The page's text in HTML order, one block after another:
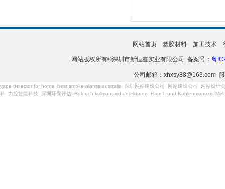
网站首页 塑胶材料 加工技术
网站版权所有©深圳市新恒鑫实业有限公司 备案号： 粤
公司邮箱：xhxsy88@163.com
vape detector for home best smoke alarms australia 深圳网站建设公司 网站建设公司
网站设计
科
力控智能科技 深圳环保评估 Rök och kolmonoxid detektoren Rauch und Kohlenmonoxid